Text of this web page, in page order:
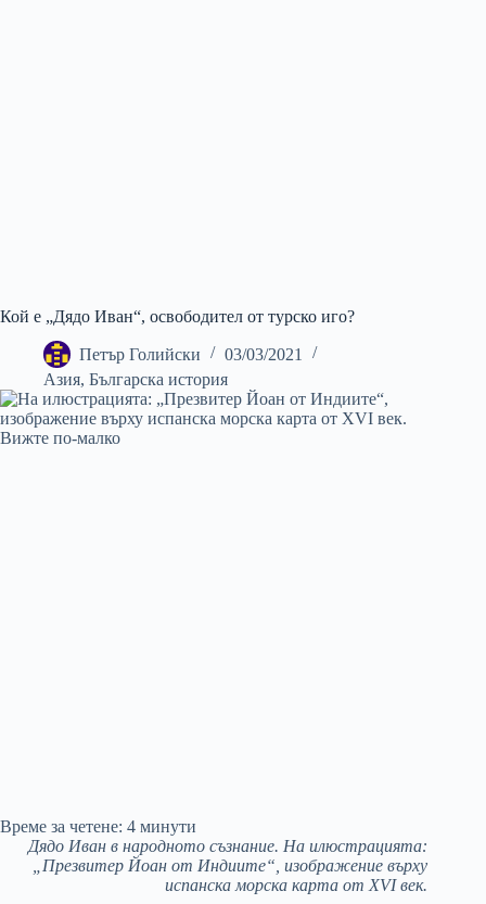
Кой е „Дядо Иван“, освободител от турско иго?
Петър Голийски
03/03/2021
Азия, Българска история
Време за четене: 4 минути
Дядо Иван в народното съзнание. На илюстрацията:
„Презвитер Йоан от Индиите“, изображение върху
испанска морска карта от XVI век.